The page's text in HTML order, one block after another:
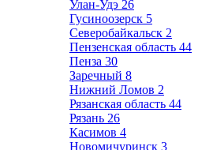
Улан-Удэ 26
Гусиноозерск 5
Северобайкальск 2
Пензенская область 44
Пенза 30
Заречный 8
Нижний Ломов 2
Рязанская область 44
Рязань 26
Касимов 4
Новомичуринск 3